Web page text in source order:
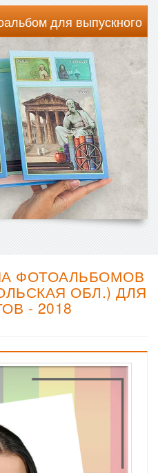
для выпускного
ФОТОАЛЬБОМОВ
ОБЛ.) ДЛЯ
- 2018